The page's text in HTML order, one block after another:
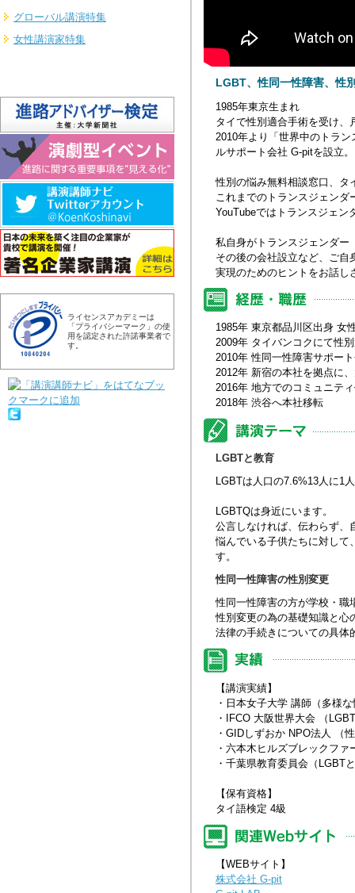
グローバル講演特集
女性講演家特集
ライセンスアカデミーは
「プライバシーマーク」の使
用を認定された許諾事業者で
す。
LGBT、性同一性障害、性
1985年東京生まれ
タイで性別適合手術を受け、
2010年より「世界中のトラ
ルサポート会社 G-pitを設立。
性別の悩み無料相談窓口、タ
これまでのトランスジェンダ
YouTubeではトランスジェン
私自身がトランスジェンダー
その後の会社設立など、ご自
実現のためのヒントをお話し
1985年 東京都品川区出身 女
2009年 タイバンコクにて性
2010年 性同一性障害サポー
2012年 新宿の本社を拠点に
2016年 地方でのコミュニテ
2018年 渋谷へ本社移転
LGBTと教育
LGBTは人口の7.6%13人に1
LGBTQは身近にいます。
公言しなければ、伝わらず、
悩んでいる子供たちに対して
す。
性同一性障害の性別変更
性同一性障害の方が学校・職
性別変更の為の基礎知識と心
法律の手続きについての具体
【講演実績】
・日本女子大学 講師（多様
・IFCO 大阪世界大会 （
・GIDしずおか NPO法人 （
・六本木ヒルズブレックフ
・千葉県教育委員会（LGBT
【保有資格】
タイ語検定 4級
【WEBサイト】
株式会社 G-pit